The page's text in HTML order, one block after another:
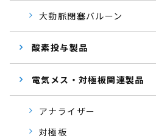
大動脈閉塞バルーン
酸素投与製品
電気メス・対極板関連製品
アナライザー
対極板